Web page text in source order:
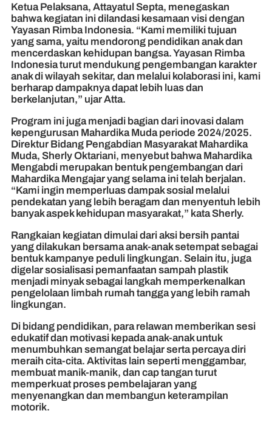
Ketua Pelaksana, Attayatul Septa, menegaskan
bahwa kegiatan ini dilandasi kesamaan visi dengan
Yayasan Rimba Indonesia. “Kami memiliki tujuan
yang sama, yaitu mendorong pendidikan anak dan
mencerdaskan kehidupan bangsa. Yayasan Rimba
Indonesia turut mendukung pengembangan karakter
anak di wilayah sekitar, dan melalui kolaborasi ini, kami
berharap dampaknya dapat lebih luas dan
berkelanjutan,” ujar Atta.
Program ini juga menjadi bagian dari inovasi dalam
kepengurusan Mahardika Muda periode 2024/2025.
Direktur Bidang Pengabdian Masyarakat Mahardika
Muda, Sherly Oktariani, menyebut bahwa Mahardika
Mengabdi merupakan bentuk pengembangan dari
Mahardika Mengajar yang selama ini telah berjalan.
“Kami ingin memperluas dampak sosial melalui
pendekatan yang lebih beragam dan menyentuh lebih
banyak aspek kehidupan masyarakat,” kata Sherly.
Rangkaian kegiatan dimulai dari aksi bersih pantai
yang dilakukan bersama anak-anak setempat sebagai
bentuk kampanye peduli lingkungan. Selain itu, juga
digelar sosialisasi pemanfaatan sampah plastik
menjadi minyak sebagai langkah memperkenalkan
pengelolaan limbah rumah tangga yang lebih ramah
lingkungan.
Di bidang pendidikan, para relawan memberikan sesi
edukatif dan motivasi kepada anak-anak untuk
menumbuhkan semangat belajar serta percaya diri
meraih cita-cita. Aktivitas lain seperti menggambar,
membuat manik-manik, dan cap tangan turut
memperkuat proses pembelajaran yang
menyenangkan dan membangun keterampilan
motorik.